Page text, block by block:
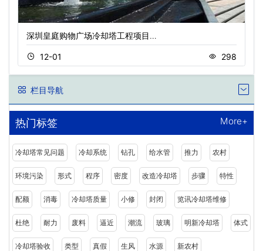
深圳皇庭购物广场冷却塔工程项目…
12-01 298
栏目导航
热门标签 More+
冷却塔常见问题 冷却系统 钻孔 给水管 推力 农村
环境污染 形式 程序 密度 改造冷却塔 步骤 特性
配额 消毒 冷却塔质量 小修 封闭 览讯冷却塔维修
杜绝 耐力 废料 逼近 潮流 玻璃 明新冷却塔 体式
冷却塔验收 类型 真假 生风 水源 新农村